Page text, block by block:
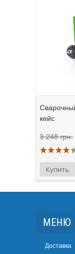
кейс
3 248 грн.
МЕНЮ
Доставка